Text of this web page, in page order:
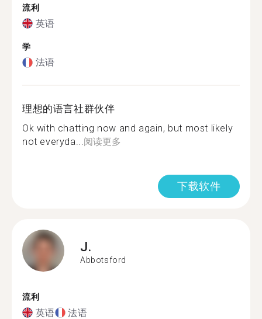
流利
英语
学
法语
理想的语言社群伙伴
Ok with chatting now and again, but most likely
not everyda...阅读更多
下载软件
J.
Abbotsford
流利
英语 法语